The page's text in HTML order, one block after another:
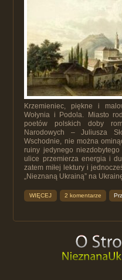
Krzemieniec, piękne i
Wołynia i Podola. Miasto
poetów polskich doby
Narodowych – Juliusza
Wschodnie, nie można
ruiny jedynego
ulice przemierza energia i
zatem miłej lektury i
„Nieznaną Ukrainą” na
WIĘCEJ 2 komentarze